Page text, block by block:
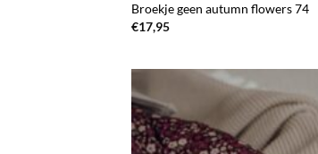
Broekje geen autumn flowers 74
€17,95